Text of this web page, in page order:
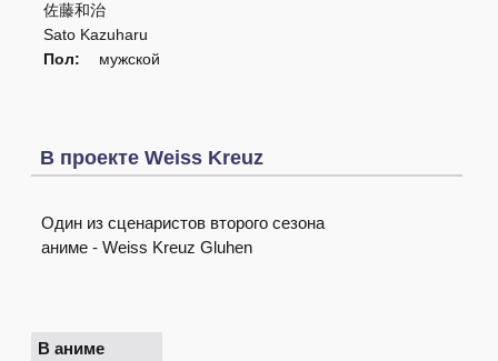
佐藤和治
Sato Kazuharu
Пол:
мужской
В проекте Weiss Kreuz
Один из сценаристов второго сезона
аниме - Weiss Kreuz Gluhen
В аниме